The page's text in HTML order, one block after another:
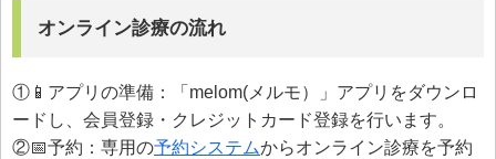
オンライン診療の流れ
①📱アプリの準備：
「melom(メルモ）」アプリをダウンロ
ードし、会員登録・クレジットカード登録を行います。
②📅予約：専用の予約システムからオンライン診療を予約